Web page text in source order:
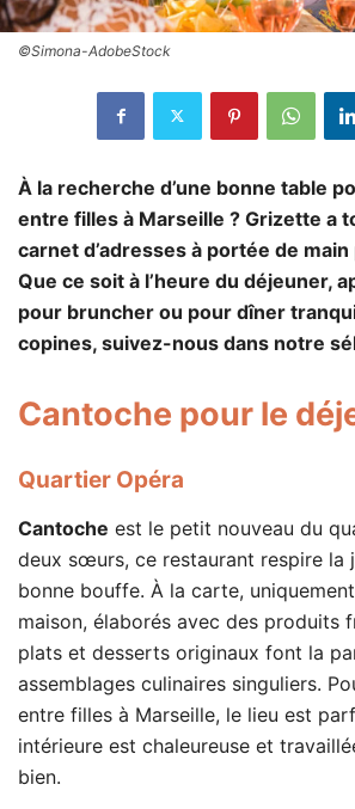
©Simona-AdobeStock
À la recherche d’une bonne table
entre filles à Marseille ? Grizette a
carnet d’adresses à portée de
Que ce soit à l’heure du déjeuner,
pour bruncher ou pour dîner
copines, suivez-nous dans notre
Cantoche pour le
Quartier Opéra
Cantoche est le petit nouveau du
deux sœurs, ce restaurant respire la
bonne bouffe. À la carte,
maison, élaborés avec des produits
plats et desserts originaux font la
assemblages culinaires singuliers.
entre filles à Marseille, le lieu est
intérieure est chaleureuse et
bien.